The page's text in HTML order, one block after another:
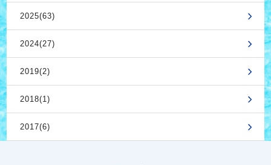
2025(63)
2024(27)
2019(2)
2018(1)
2017(6)